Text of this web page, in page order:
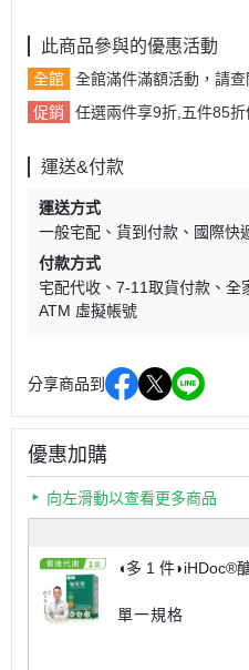
此商品參與的優惠活動
全館
全館滿件滿額活動，請
促銷
任選兩件享9折,五件85折
運送&付款
運送方式
一般宅配
貨到付款 國際快
付款方式
宅配代收
7-11取貨付款 全
ATM 虛擬帳號
分享商品到
優惠加購
向左滑動以查看更多商品
◖多 1 件◗iHDoc®
單一規格